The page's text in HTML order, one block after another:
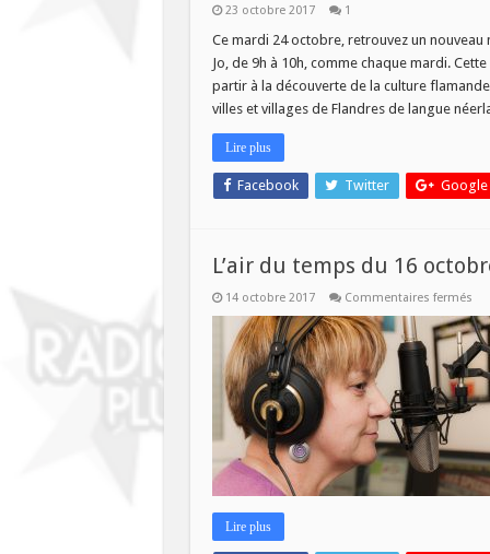
23 octobre 2017 1
Ce mardi 24 octobre, retrouvez un
Jo, de 9h à 10h, comme chaque mardi.
partir à la découverte de la culture
villes et villages de Flandres de langue
Lire plus
Facebook Twitter Google
L’air du temps du 16
14 octobre 2017 Commentaires ferméssur
du
du
16
Lire plus